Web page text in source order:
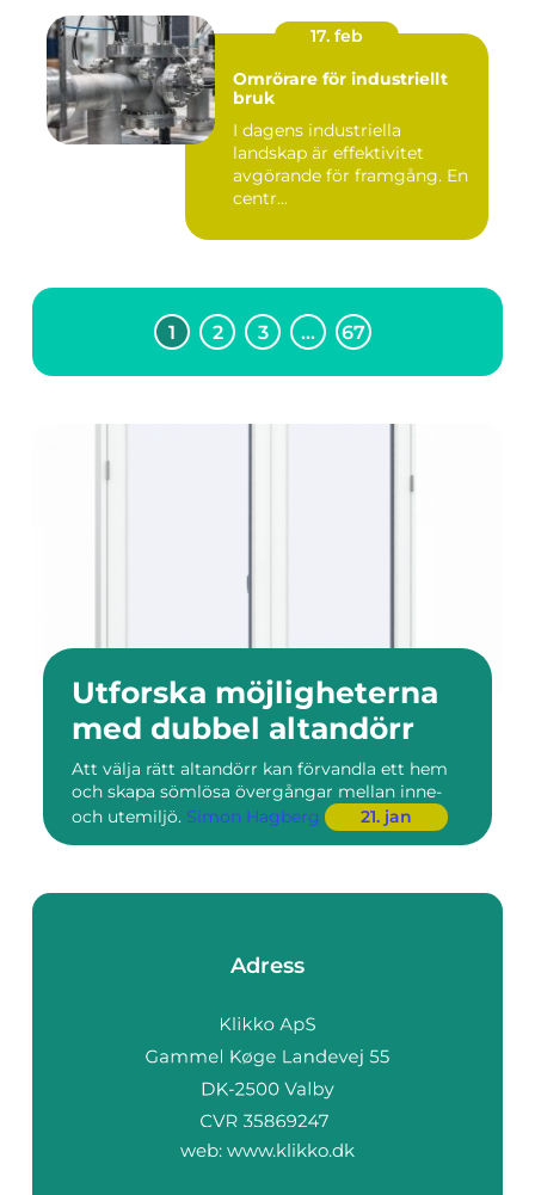
17. feb
Omrörare för industriellt
bruk
I dagens industriella
landskap är effektivitet
avgörande för framgång. En
centr...
1 2 3 … 67
Utforska möjligheterna
med dubbel altandörr
Att välja rätt altandörr kan förvandla ett hem
och skapa sömlösa övergångar mellan inne-
och utemiljö. Simon Hagberg 21. jan
Adress
web: www.klikko.dk